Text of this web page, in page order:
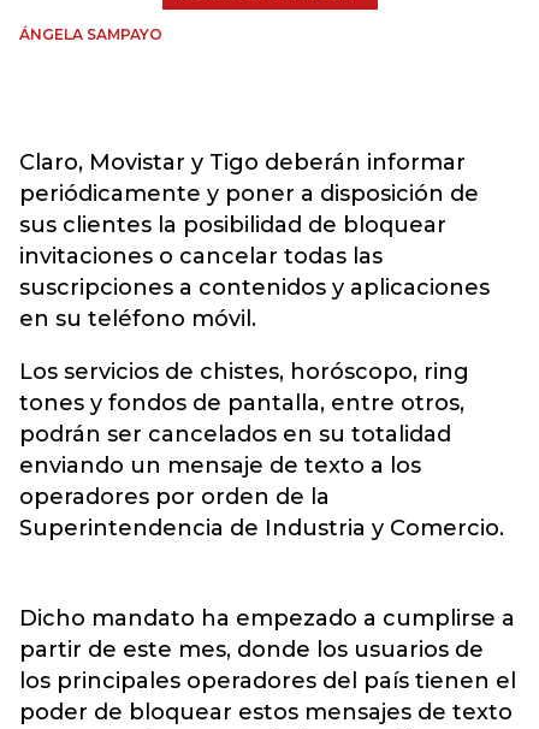
ÁNGELA SAMPAYO
Claro, Movistar y Tigo deberán informar
periódicamente y poner a disposición de
sus clientes la posibilidad de bloquear
invitaciones o cancelar todas las
suscripciones a contenidos y aplicaciones
en su teléfono móvil.
Los servicios de chistes, horóscopo, ring
tones y fondos de pantalla, entre otros,
podrán ser cancelados en su totalidad
enviando un mensaje de texto a los
operadores por orden de la
Superintendencia de Industria y Comercio.
Dicho mandato ha empezado a cumplirse a
partir de este mes, donde los usuarios de
los principales operadores del país tienen el
poder de bloquear estos mensajes de texto